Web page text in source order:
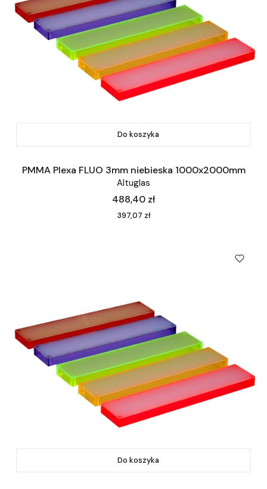
Do koszyka
PMMA Plexa FLUO 3mm niebieska 1000x2000mm
Altuglas
Cena
488,40 zł
Cena
397,07 zł
Do koszyka